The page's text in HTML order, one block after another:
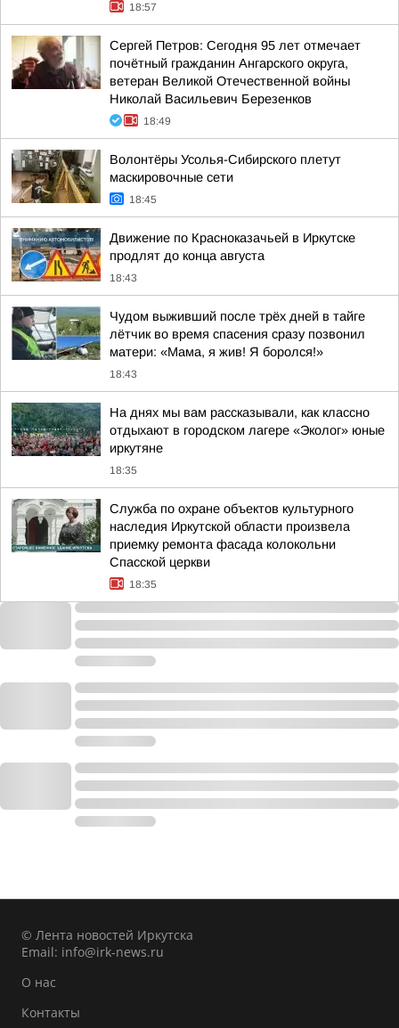
18:57
Сергей Петров: Сегодня 95 лет отмечает
почётный гражданин Ангарского округа,
ветеран Великой Отечественной войны
Николай Васильевич Березенков
18:49
Волонтёры Усолья-Сибирского плетут
маскировочные сети
18:45
Движение по Красноказачьей в Иркутске
продлят до конца августа
18:43
Чудом выживший после трёх дней в тайге
лётчик во время спасения сразу позвонил
матери: «Мама, я жив! Я боролся!»
18:43
На днях мы вам рассказывали, как классно
отдыхают в городском лагере «Эколог» юные
иркутяне
18:35
Служба по охране объектов культурного
наследия Иркутской области произвела
приемку ремонта фасада колокольни
Спасской церкви
18:35
© Лента новостей Иркутска
Email: info@irk-news.ru
О нас
Контакты